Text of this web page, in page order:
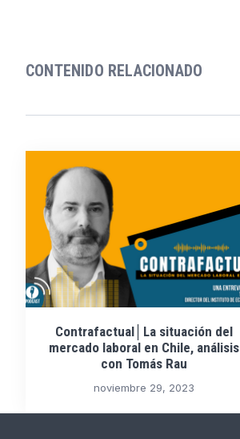
CONTENIDO RELACIONADO
Contrafactual│La situación del
mercado laboral en Chile, análisis
con Tomás Rau
noviembre 29, 2023